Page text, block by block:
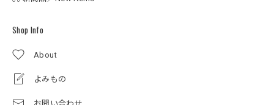
Shop Info
About
よみもの